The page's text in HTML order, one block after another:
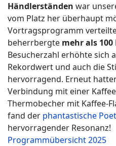
Händlerständen war
vom Platz her überhaupt
Vortragsprogramm
beherrbergte mehr als
Besucherzahl erhöhte sich
Rekordwert und auch die
hervorragend. Erneut
Verbindung mit einer
Thermobecher mit Kaffee-
fand der phantastische
hervorragender Resonanz!
Programmübersicht 2025